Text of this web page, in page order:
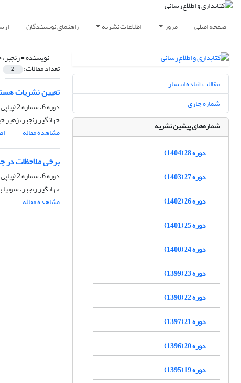
صفحه اصلی مرور اطلاعات نشریه راهنمای نویسندگان
نویسنده =
تعداد مقالات: 2
تعیین نشریات
دوره 6، شماره 2 (پیاپی 22)، تابستان 1382، صفحه
جهانگیر رنجبر، زهیر
مشاهده مقاله
برخی ملاحظات در
دوره 6، شماره 2 (پیاپی 22)، تابستان 1382، صفحه
جهانگیر رنجبر،
مشاهده مقاله
مقالات آماده انتشار
شماره جاری
شماره‌های پیشین نشریه
دوره 28 (1404)
دوره 27 (1403)
دوره 26 (1402)
دوره 25 (1401)
دوره 24 (1400)
دوره 23 (1399)
دوره 22 (1398)
دوره 21 (1397)
دوره 20 (1396)
دوره 19 (1395)